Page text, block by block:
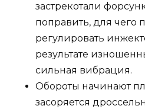
застрекотали
поправить, для чего
регулировать
результате
сильная вибрация.
Обороты начинают
засоряется